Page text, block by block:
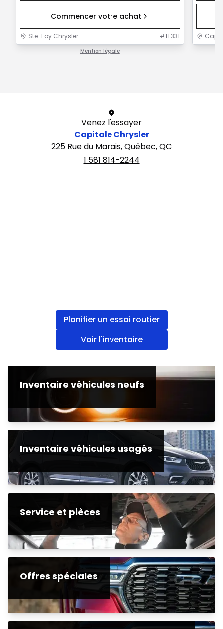
Commencer votre achat
Ste-Foy Chrysler #1T331
Mention légale
Venez l'essayer
Capitale Chrysler
225 Rue du Marais, Québec, QC
1 581 814-2244
Planifier un essai routier
Voir l'inventaire
Inventaire véhicules neufs
Inventaire véhicules usagés
Service et pièces
Offres spéciales